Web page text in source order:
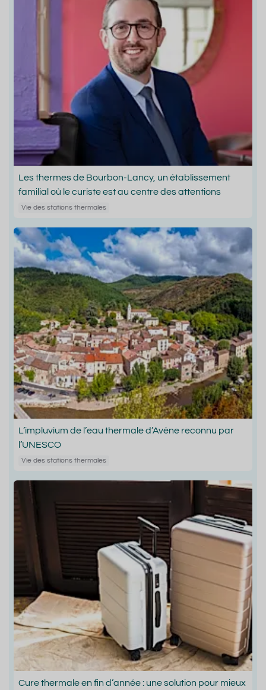
Les thermes de Bourbon-Lancy, un établissement
familial où le curiste est au centre des attentions
Vie des stations thermales
L’impluvium de l’eau thermale d’Avène reconnu par
l’UNESCO
Vie des stations thermales
Cure thermale en fin d’année : une solution pour mieux